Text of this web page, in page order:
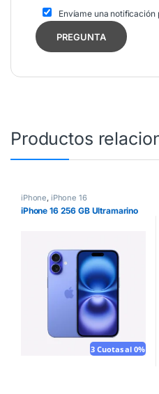
Envíame una notificación
Productos
iPhone, iPhone 16
iPhone 16 256 GB Ultramarino
3 Cuotas al 0%